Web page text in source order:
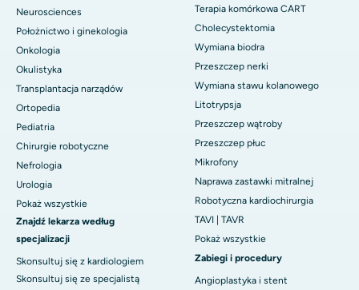
Neurosciences
Położnictwo i ginekologia
Onkologia
Okulistyka
Transplantacja narządów
Ortopedia
Pediatria
Chirurgie robotyczne
Nefrologia
Urologia
Pokaż wszystkie
Znajdź lekarza według
specjalizacji
Skonsultuj się z kardiologiem
Skonsultuj się ze specjalistą
Terapia komórkowa CART
Cholecystektomia
Wymiana biodra
Przeszczep nerki
Wymiana stawu kolanowego
Litotrypsja
Przeszczep wątroby
Przeszczep płuc
Mikrofony
Naprawa zastawki mitralnej
Robotyczna kardiochirurgia
TAVI | TAVR
Pokaż wszystkie
Zabiegi i procedury
Angioplastyka i stent